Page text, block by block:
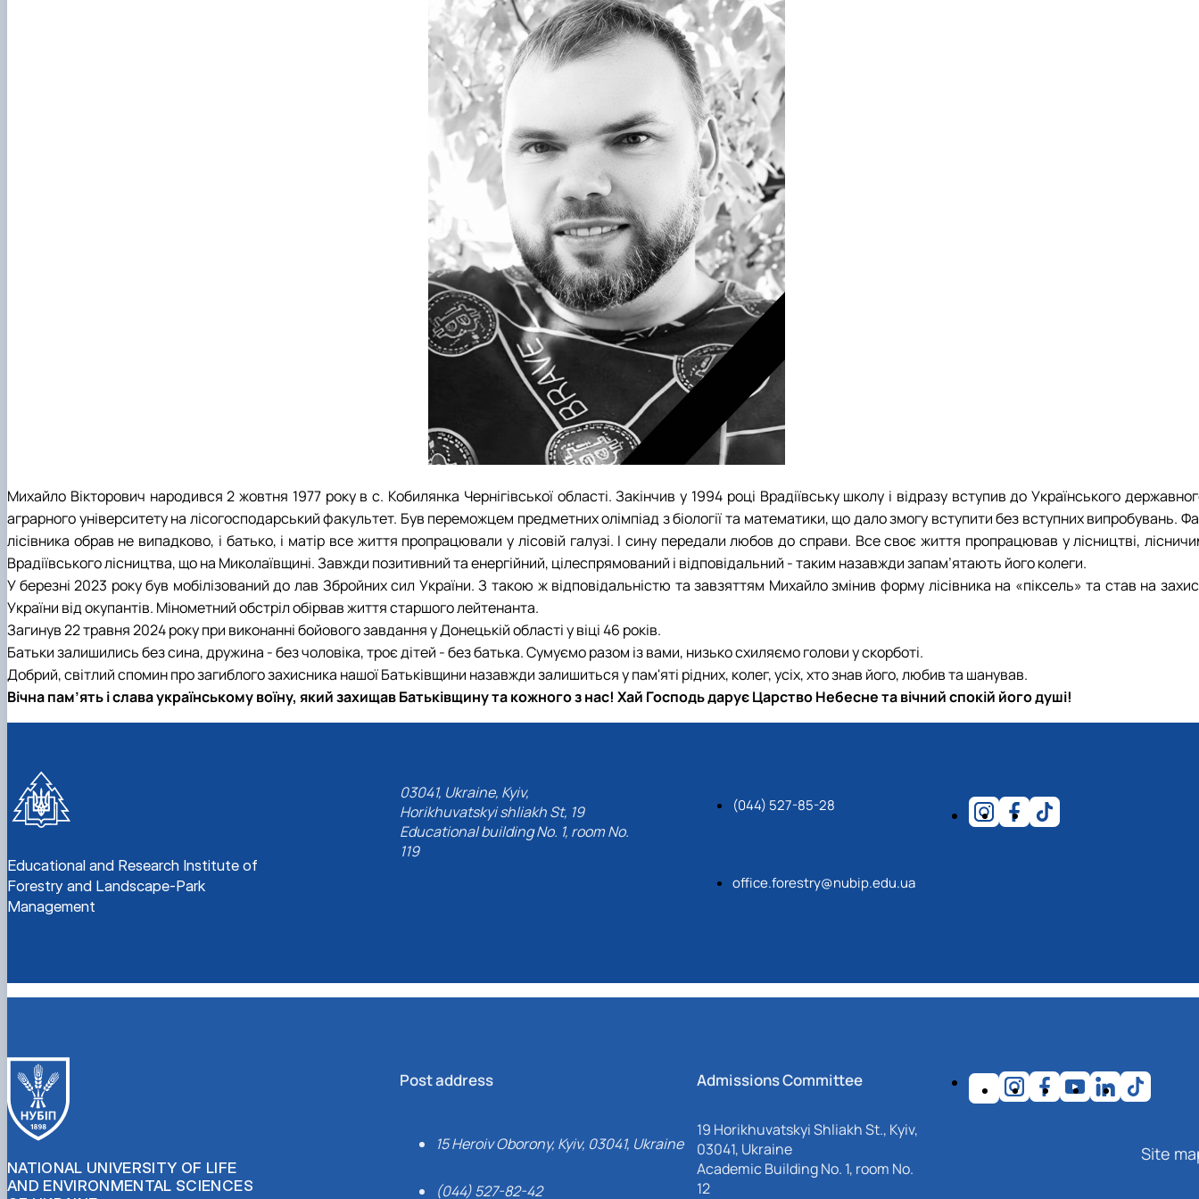
ГОРОБЕНКО Олександр Миколайович (13.09.1986 - 11.11.2024 р.), випускник 2023 ро…
ДАНИЛЕНКО Андрій Миколайович (04.07.1993 - 24.08.2024 р.), випускник 2016 року.
ДОСЯК Дмитро Дмитрович (14.05.1981 - 22.12.2023 р.), випускник 2004 року.
ДРУЗЬ Валерій Іванович (02.10.1980 - 05.09.2023 р.), випускник 2003 року.
ДУБИНА Сергій Анатолійович (24.04.1983 - 31.07.2023 р.), випускник 2005 року.
ЗАЛОЗНИЙ Вʼячеслав Анатолійович (11.06.1984 - 24.09.2024 р.), випускник 2006 ро…
КОВАЛЬСЬКИЙ Павло Васильович (25.06.1977 - 06.05.2022 р.), випускник 1999 року.
КОРЕНЬ Володимир Анатолійович (24.10.1990 - 08.02.2025 р.), випускник 2013 рок…
ЛАЗЕБНИК Іван Вікторович (25.02.1993 - 17.09.2023 р.), випускник 2019 року, спі…
ЛЕВЧЕНКО Валентин Віталійович (10.11.2003 - 19.07.2022 р.), студент 1-го курсу …
ЛІЧНИЙ Юрій Русланович (06.05.1996 - 15.12.2024 р.), випускник 2019 року.
МИКУЛІЧ Богдан Олексійович (07.08.1991 -12.07.2023 р.), випускник 2013 року.
МИРОНЕНКО Михайло Вікторович (02.10.1977 - 24.05.2024 р.), випускник 1999 року.
МУЗИЧЕНКО Костянтин Вікторович (18.02.1993 – 13.02.2023 р.), випускник 2021 рок…
ОБЛОМЕЙ Семен Олександрович (13.06.2000 - 21.06.2022 р.), студент 3-го курсу 20…
ПАЛІЄНКО Максим Володимирович (14.11.1988 - 24.08.2022 р.), випускник 2011 року.
ПЕТРИЧЕНКО Віктор Михайлович (30.11.1985 - 17.05.2022 р.), випускник 2011 року.
СЕРГА Петро Грирорович (18.06.1999 - 17.04.2024 р.), студент 2-го курсу 2024 рі…
СОЛОВЙОВ Сергій Олександрович (08.06.1983 - 27.09.2022 р.), випускник 2017 року.
СОРОКА Олександр Григорович (03.07.1986 - 03.07.2023 р.), випускник 2019 року.
СТЕПАНОВ Віталій Анатолійович (09.06.1975 - 20.05.2022 р.), випускник 1999 року.
ТУШАКОВСЬКИЙ Борис Олександрович (02.05.1981 - 02.02.2025 р.), випускник 2003 р…
ШЕВЧЕНКО Володимир В’ячеславович (30.06.1965 - 03.2022 р.), випускник 1992 року.
ШИНКАРЬОВ Олексій Сергійович (30.03.1994 - 25.08.2023 р.), випускник 2016 року.
ЯРЕМА Микола Юрійович (13.12.1973 - 18.12.2022 р.), випускник 1996 року.
Михайло Вікторович народився 2 жовтня 1977 року в с. Кобилянка Чернігівської області. Закінчив у 1994 році Врадіївську школу і відразу вступив до Українського
аграрного університету на лісогосподарський факультет. Був переможцем предметних олімпіад з біології та математики, що дало змогу вступити без вступних випробувань.
лісівника обрав не випадково, і батько, і матір все життя пропрацювали у лісовій галузі. І сину передали любов до справи. Все своє життя пропрацював у лісництві,
Врадіївського лісництва, що на Миколаївщині. Завжди позитивний та енергійний, цілеспрямований і відповідальний - таким назавжди запам’ятають його колеги.
У березні 2023 року був мобілізований до лав Збройних сил України. З такою ж відповідальністю та завзяттям Михайло змінив форму лісівника на «піксель» та став на
України від окупантів. Мінометний обстріл обірвав життя старшого лейтенанта.
Загинув22 травня 2024 року при виконанні бойового завдання у Донецькій області у віці 46 років.
Батьки залишились без сина, дружина - без чоловіка, троє дітей - без батька. Сумуємо разом із вами, низько схиляємо голови у скорботі.
Добрий, світлий спомин про загиблого захисника нашої Батьківщини назавжди залишиться у пам'яті рідних, колег, усіх, хто знав його, любив та шанував.
Вічна пам’ять і слава українському воїну, який захищав Батьківщину та кожного з нас! Хай Господь дарує Царство Небесне та вічний спокій його душі!
Educational and Research Institute of
Forestry and Landscape-Park
Management
03041, Ukraine, Kyiv,
Horikhuvatskyi shliakh St, 19
Educational building No. 1, room No.
119
(044) 527-85-28
office.forestry@nubip.edu.ua
NATIONAL UNIVERSITY OF LIFE
AND ENVIRONMENTAL SCIENCES
Post address
15 Heroiv Oborony, Kyiv, 03041, Ukraine
(044) 527-82-42
Admissions Committee
19 Horikhuvatskyi Shliakh St., Kyiv,
03041, Ukraine
Academic Building No. 1, room No.
12
Site